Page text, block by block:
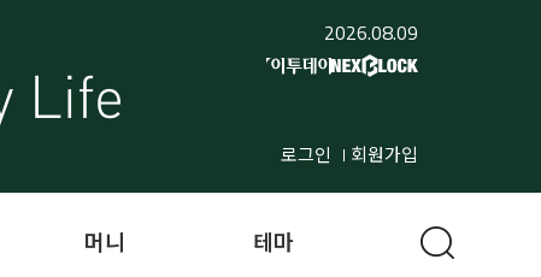
2026.08.09
로그인 회원가입
머니 테마